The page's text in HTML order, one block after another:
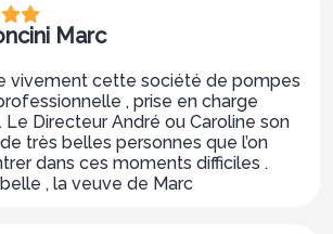
Marc
vivement cette société de pompes
, prise en charge
Directeur André ou Caroline son
très belles personnes que l’on
dans ces moments difficiles .
, la veuve de Marc